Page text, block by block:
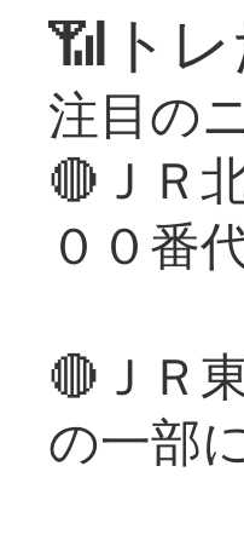
📶ト
注目の
🔴ＪＲ
００番
🔴ＪＲ
の一部